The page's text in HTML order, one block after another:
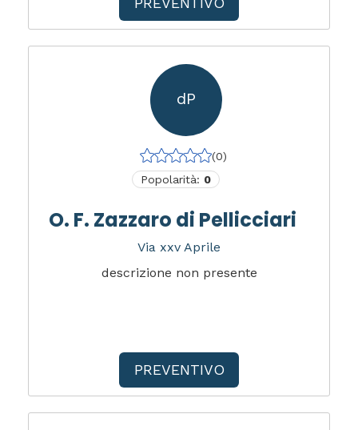
dP
(0)
Popolarità: 0
O. F. Zazzaro di Pellicciari
Via xxv Aprile
descrizione non presente
PREVENTIVO